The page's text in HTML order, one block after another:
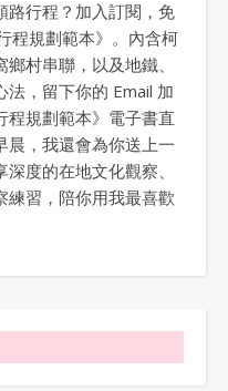
路行程？加入訂閱，免
程規劃範本》。內含柯
村串聯，以及地鐵、
法，留下你的 Email 加
程規劃範本》電子書直
晨，我還會為你送上一
度的在地文化觀察、
練習，陪你用我最喜歡